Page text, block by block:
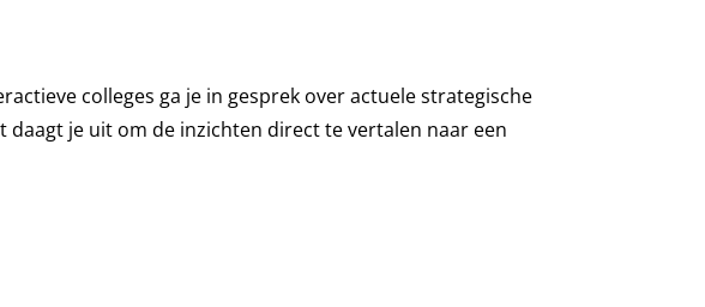
colleges ga je in gesprek over actuele strategische
je uit om de inzichten direct te vertalen naar een